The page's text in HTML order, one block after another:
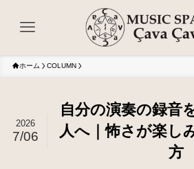
ホーム COLUMN
自分の演奏の録音
人へ｜怖さが楽し
方
2026
7/06